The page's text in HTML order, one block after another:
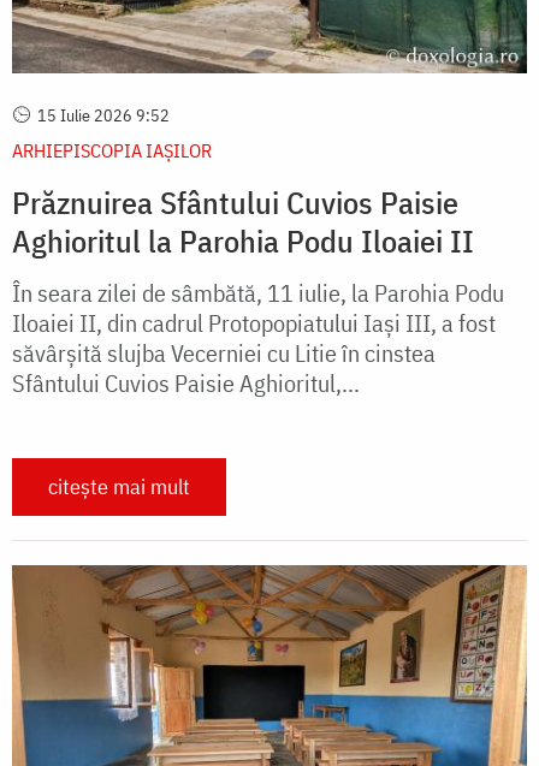
15 Iulie 2026 9:52
ARHIEPISCOPIA IAŞILOR
Prăznuirea Sfântului Cuvios Paisie
Aghioritul la Parohia Podu Iloaiei II
În seara zilei de sâmbătă, 11 iulie, la Parohia Podu
Iloaiei II, din cadrul Protopopiatului Iași III, a fost
săvârșită slujba Vecerniei cu Litie în cinstea
Sfântului Cuvios Paisie Aghioritul,...
citește mai mult